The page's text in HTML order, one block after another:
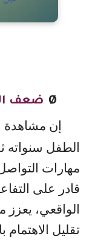
Ø ضعف
إن مشاهدة
الطفل سنواته
مهارات
قادر على
الواقعي،
تقليل الاهتمام